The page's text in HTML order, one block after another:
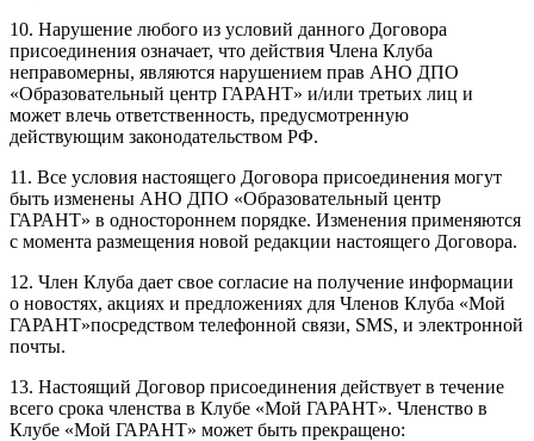
10. Нарушение любого из условий данного Договора
присоединения означает, что действия Члена Клуба
неправомерны, являются нарушением прав АНО ДПО
«Образовательный центр ГАРАНТ» и/или третьих лиц и
может влечь ответственность, предусмотренную
действующим законодательством РФ.
11. Все условия настоящего Договора присоединения могут
быть изменены АНО ДПО «Образовательный центр
ГАРАНТ» в одностороннем порядке. Изменения применяются
с момента размещения новой редакции настоящего Договора.
12. Член Клуба дает свое согласие на получение информации
о новостях, акциях и предложениях для Членов Клуба «Мой
ГАРАНТ»посредством телефонной связи, SMS, и электронной
почты.
13. Настоящий Договор присоединения действует в течение
всего срока членства в Клубе «Мой ГАРАНТ». Членство в
Клубе «Мой ГАРАНТ» может быть прекращено: